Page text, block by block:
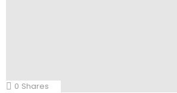
0 Shares